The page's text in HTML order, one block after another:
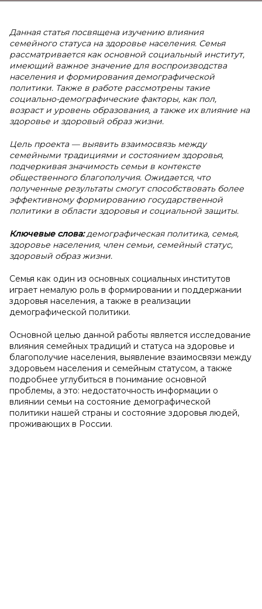
Данная статья посвящена изучению влияния
семейного статуса на здоровье населения. Семья
рассматривается как основной социальный институт,
имеющий важное значение для воспроизводства
населения и формирования демографической
политики. Также в работе рассмотрены такие
социально-демографические факторы, как пол,
возраст и уровень образования, а также их влияние на
здоровье и здоровый образ жизни.
Цель проекта — выявить взаимосвязь между
семейными традициями и состоянием здоровья,
подчеркивая значимость семьи в контексте
общественного благополучия. Ожидается, что
полученные результаты смогут способствовать более
эффективному формированию государственной
политики в области здоровья и социальной защиты.
Ключевые слова:демографическая политика, семья,
здоровье населения, член семьи, семейный статус,
здоровый образ жизни.
Семья как один из основных социальных институтов
играет немалую роль в формировании и поддержании
здоровья населения, а также в реализации
демографической политики.
Основной целью данной работы является исследование
влияния семейных традиций и статуса на здоровье и
благополучие населения, выявление взаимосвязи между
здоровьем населения и семейным статусом, а также
подробнее углубиться в понимание основной
проблемы, а это: недостаточность информации о
влиянии семьи на состояние демографической
политики нашей страны и состояние здоровья людей,
проживающих в России.